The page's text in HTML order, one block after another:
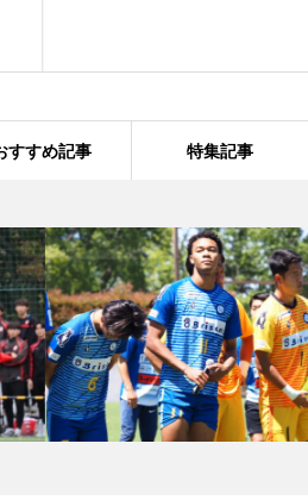
すすめ記事 特集記事